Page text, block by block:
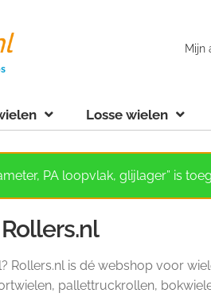
Mijn
Losse wielen
PA loopvlak, glijlager” is
Rollers.nl is dé webshop voor
pallettruckrollen,